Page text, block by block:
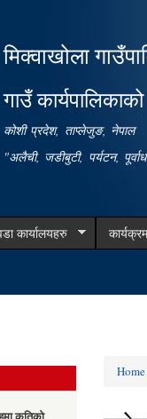
मिक्वाखोला
गाउँ
कोशी प्रदेश, ताप्लेजुङ, नेपाल
"अलैची, जडीबुटी, पर्यटन,
कार्यालयहरु
Home